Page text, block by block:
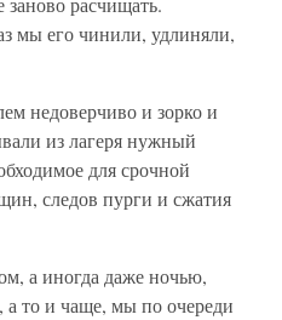
мы его чинили, удлиняли,
недоверчиво и зорко и
из лагеря нужный
для срочной
следов пурги и сжатия
а иногда даже ночью,
а то и чаще, мы по очереди